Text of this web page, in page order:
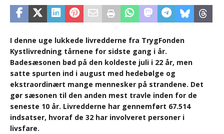
I denne uge lukkede livredderne fra TrygFonden
Kystlivredning tårnene for sidste gang i år.
Badesæsonen bød på den koldeste juli i 22 år, men
satte spurten ind i august med hedebølge og
ekstraordinært mange mennesker på strandene. Det
gør sæsonen til den anden mest travle inden for de
seneste 10 år. Livredderne har gennemført 67.514
indsatser, hvoraf de 32 har involveret personer i
livsfare.